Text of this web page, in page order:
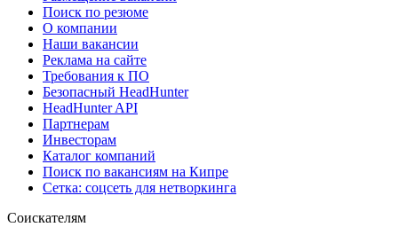
Поиск по резюме
О компании
Наши вакансии
Реклама на сайте
Требования к ПО
Безопасный HeadHunter
HeadHunter API
Партнерам
Инвесторам
Каталог компаний
Поиск по вакансиям на Кипре
Сетка: соцсеть для нетворкинга
Соискателям